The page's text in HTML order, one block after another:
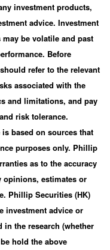
investment products,
advice. Investment
be volatile and past
Before
refer to the relevant
associated with the
and limitations, and pay
risk tolerance.
based on sources that
purposes only. Phillip
as to the accuracy
opinions, estimates or
Phillip Securities (HK)
investment advice or
the research (whether
hold the above